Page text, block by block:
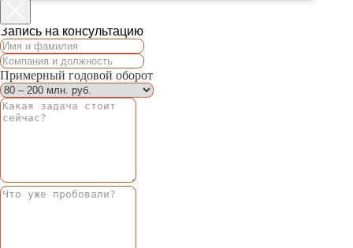
Запись на консультацию
Примерный годовой оборот